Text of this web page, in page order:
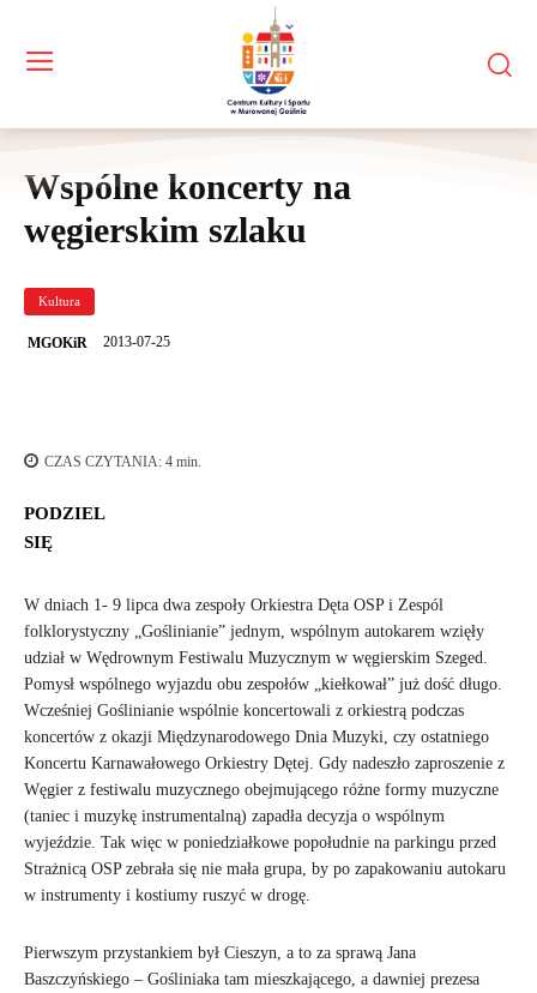
Wspólne koncerty na
węgierskim szlaku
Kultura
MGOKiR 2013-07-25
CZAS CZYTANIA: 4 min.
PODZIEL
SIĘ
W dniach 1- 9 lipca dwa zespoły Orkiestra Dęta OSP i Zespól
folklorystyczny „Goślinianie” jednym, wspólnym autokarem wzięły
udział w Wędrownym Festiwalu Muzycznym w węgierskim Szeged.
Pomysł wspólnego wyjazdu obu zespołów „kiełkował” już dość długo.
Wcześniej Goślinianie wspólnie koncertowali z orkiestrą podczas
koncertów z okazji Międzynarodowego Dnia Muzyki, czy ostatniego
Koncertu Karnawałowego Orkiestry Dętej. Gdy nadeszło zaproszenie z
Węgier z festiwalu muzycznego obejmującego różne formy muzyczne
(taniec i muzykę instrumentalną) zapadła decyzja o wspólnym
wyjeździe. Tak więc w poniedziałkowe popołudnie na parkingu przed
Strażnicą OSP zebrała się nie mała grupa, by po zapakowaniu autokaru
w instrumenty i kostiumy ruszyć w drogę.
Pierwszym przystankiem był Cieszyn, a to za sprawą Jana
Baszczyńskiego – Gośliniaka tam mieszkającego, a dawniej prezesa